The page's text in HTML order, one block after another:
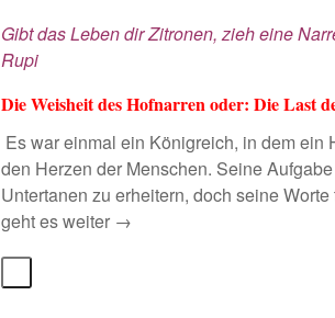
Gibt das Leben dir Zitronen, zieh eine
Rupi
Die Weisheit des Hofnarren oder: Die Last
Es war einmal ein Königreich, in dem ein
den Herzen der Menschen. Seine
Untertanen zu erheitern, doch seine
geht es weiter →